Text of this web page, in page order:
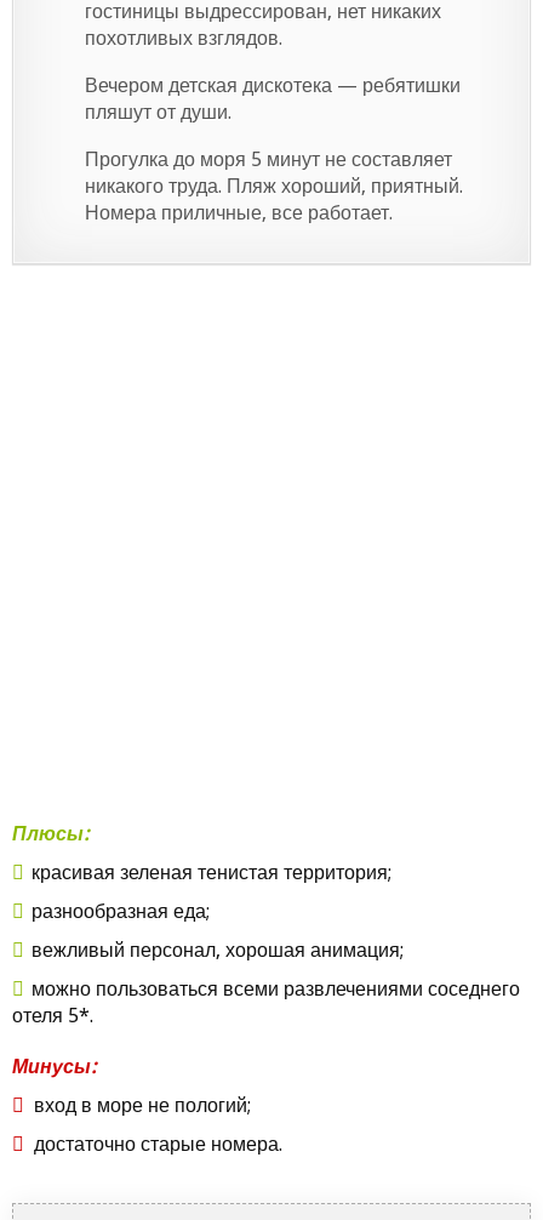
гостиницы выдрессирован, нет никаких
похотливых взглядов.
Вечером детская дискотека — ребятишки
пляшут от души.
Прогулка до моря 5 минут не составляет
никакого труда. Пляж хороший, приятный.
Номера приличные, все работает.
Плюсы:
красивая зеленая тенистая территория;
разнообразная еда;
вежливый персонал, хорошая анимация;
можно пользоваться всеми развлечениями соседнего
отеля 5*.
Минусы:
вход в море не пологий;
достаточно старые номера.